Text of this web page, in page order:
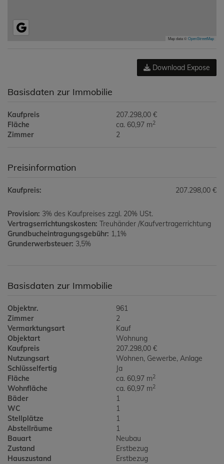
Map data ©OpenStreetMap
Download Expose
Basisdaten zur Immobilie
Kaufpreis
207.298,00 €
Fläche
ca. 60,97 m2
Zimmer 2
Preisinformation
Kaufpreis: 207.298,00 €
Provision: 3% des Kaufpreises zzgl. 20% USt.
Vertragserrichtungskosten: Treuhänder /Kaufvertragerrichtung
Grundbucheintragungsgebühr: 1,1%
Grunderwerbsteuer: 3,5%
Basisdaten zur Immobilie
Objektnr.
961
Zimmer
2
Vermarktungsart
Kauf
Objektart
Wohnung
Kaufpreis
207.298,00 €
Nutzungsart
Wohnen Gewerbe Anlage
Schlüsselfertig
Ja
Fläche
ca. 60,97 m2
Wohnfläche ca. 60,97 m2
Bäder
1
WC
1
Stellplätze
1
Abstellräume
1
Bauart
Neubau
Zustand
Erstbezug
Hauszustand
Erstbezug